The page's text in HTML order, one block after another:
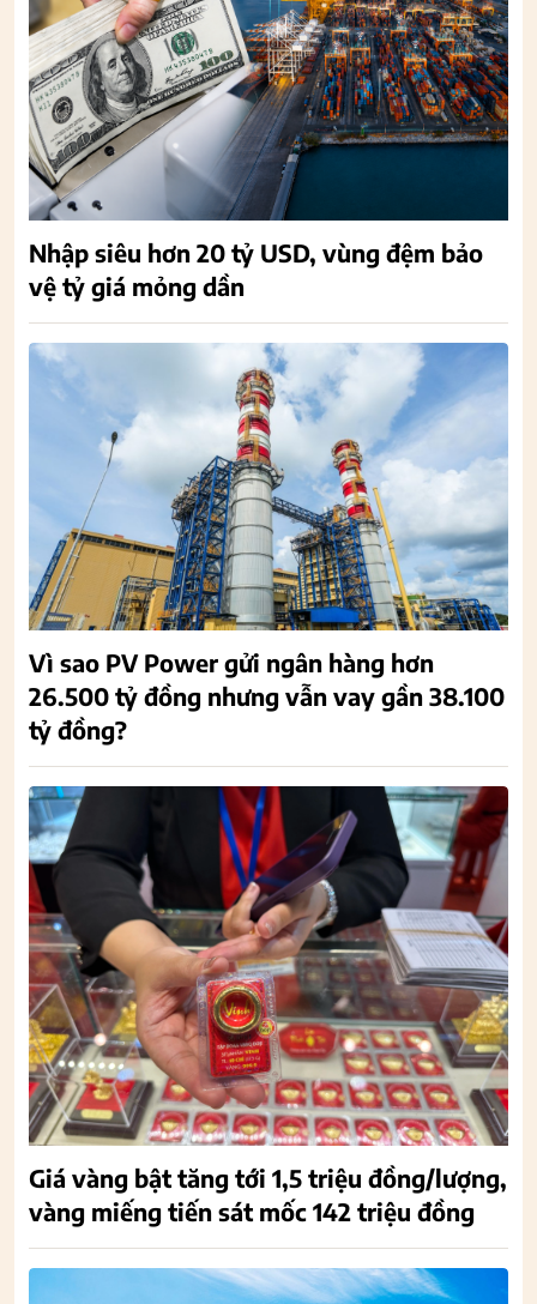
Nhập siêu hơn 20 tỷ USD, vùng đệm bảo
vệ tỷ giá mỏng dần
Vì sao PV Power gửi ngân hàng hơn
26.500 tỷ đồng nhưng vẫn vay gần 38.100
tỷ đồng?
Giá vàng bật tăng tới 1,5 triệu đồng/lượng,
vàng miếng tiến sát mốc 142 triệu đồng